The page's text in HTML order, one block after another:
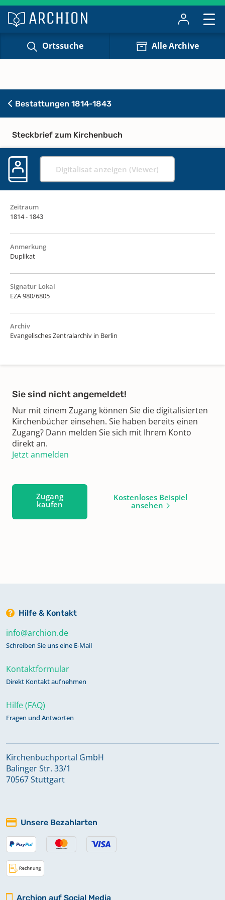
Ortssuche Alle Archive
Bestattungen 1814-1843
Steckbrief zum Kirchenbuch
Digitalisat anzeigen (Viewer)
Zeitraum
1814 - 1843
Anmerkung
Duplikat
Signatur Lokal
EZA 980/6805
Archiv
Evangelisches Zentralarchiv in Berlin
Sie sind nicht angemeldet!
Nur mit einem Zugang können Sie die digitalisierten
Kirchenbücher einsehen. Sie haben bereits einen
Zugang? Dann melden Sie sich mit Ihrem Konto
direkt an.
Jetzt anmelden
Zugang
kaufen
Kostenloses Beispiel
ansehen
Hilfe & Kontakt
info@archion.de
Schreiben Sie uns eine E-Mail
Kontaktformular
Direkt Kontakt aufnehmen
Hilfe (FAQ)
Fragen und Antworten
Kirchenbuchportal GmbH
Balinger Str. 33/1
70567 Stuttgart
Unsere Bezahlarten
Archion auf Social Media